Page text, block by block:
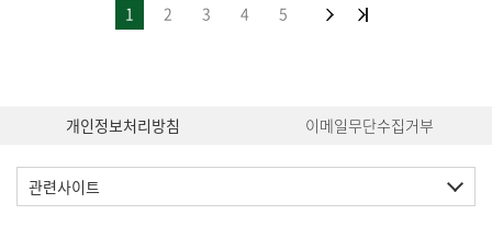
1 2 3 4 5
개인정보처리방침 이메일무단수집거부
관련사이트